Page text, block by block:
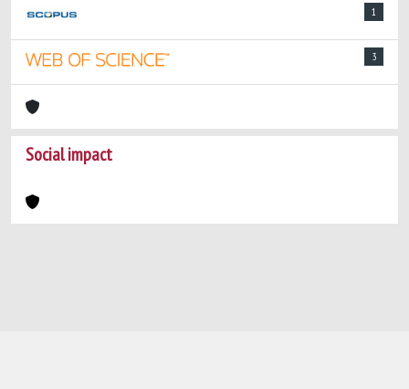
1
3
Social impact